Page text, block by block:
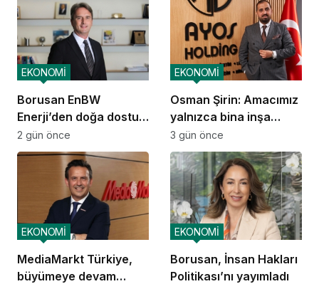
başladı
Borusan EnBW
Enerji’den doğa dostu
proje
EKONOMİ
2 gün önce
Osman Şirin: Amacımız
yalnızca bina inşa
etmek değil,
yatırımcısına
kazandıracak yaşam
alanları üretmek
EKONOMİ
3 gün önce
MediaMarkt Türkiye,
büyümeye devam
EKONOMİ
Borusan, İnsan Hakları
Politikası’nı yayımladı
EKONOMİ